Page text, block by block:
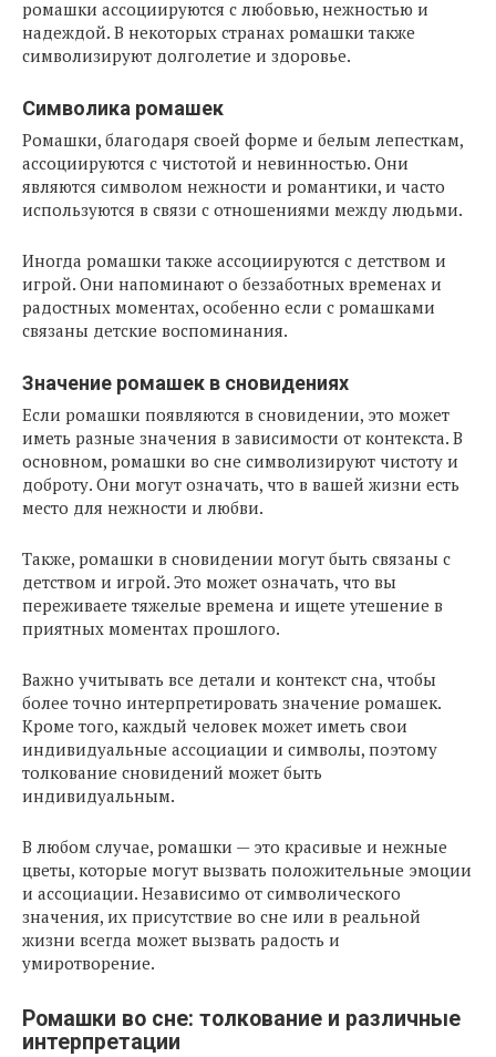
ромашки ассоциируются с любовью, нежностью и
надеждой. В некоторых странах ромашки также
символизируют долголетие и здоровье.
Символика ромашек
Ромашки, благодаря своей форме и белым лепесткам,
ассоциируются с чистотой и невинностью. Они
являются символом нежности и романтики, и часто
используются в связи с отношениями между людьми.
Иногда ромашки также ассоциируются с детством и
игрой. Они напоминают о беззаботных временах и
радостных моментах, особенно если с ромашками
связаны детские воспоминания.
Значение ромашек в сновидениях
Если ромашки появляются в сновидении, это может
иметь разные значения в зависимости от контекста. В
основном, ромашки во сне символизируют чистоту и
доброту. Они могут означать, что в вашей жизни есть
место для нежности и любви.
Также, ромашки в сновидении могут быть связаны с
детством и игрой. Это может означать, что вы
переживаете тяжелые времена и ищете утешение в
приятных моментах прошлого.
Важно учитывать все детали и контекст сна, чтобы
более точно интерпретировать значение ромашек.
Кроме того, каждый человек может иметь свои
индивидуальные ассоциации и символы, поэтому
толкование сновидений может быть
индивидуальным.
В любом случае, ромашки — это красивые и нежные
цветы, которые могут вызвать положительные эмоции
и ассоциации. Независимо от символического
значения, их присутствие во сне или в реальной
жизни всегда может вызвать радость и
умиротворение.
Ромашки во сне: толкование и различные
интерпретации